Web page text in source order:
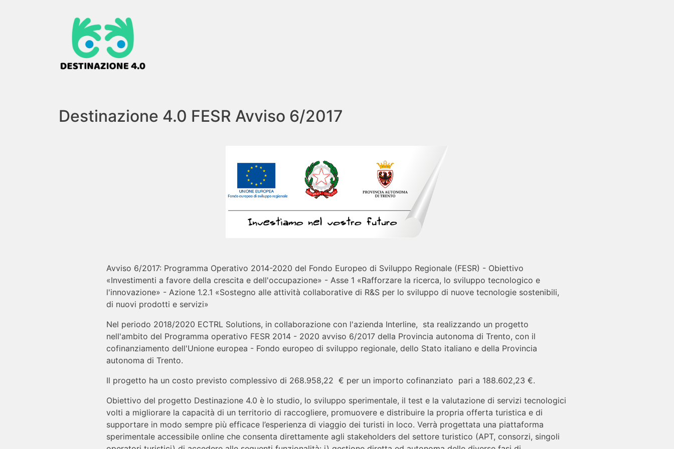
Destinazione 4.0 FESR Avviso 6/2017
Avviso 6/2017: Programma Operativo 2014-2020 del Fondo Europeo di Sviluppo Regionale (FESR) - Obiettivo
«Investimenti a favore della crescita e dell'occupazione» - Asse 1 «Rafforzare la ricerca, lo sviluppo tecnologico e
l'innovazione» - Azione 1.2.1 «Sostegno alle attività collaborative di R&S per lo sviluppo di nuove tecnologie sostenibili,
di nuovi prodotti e servizi»
Nel periodo 2018/2020 ECTRL Solutions, in collaborazione con l'azienda Interline, sta realizzando un progetto
nell'ambito del Programma operativo FESR 2014 - 2020 avviso 6/2017 della Provincia autonoma di Trento, con il
cofinanziamento dell'Unione europea - Fondo europeo di sviluppo regionale, dello Stato italiano e della Provincia
autonoma di Trento.
Il progetto ha un costo previsto complessivo di 268.958,22 € per un importo cofinanziato pari a 188.602,23 €.
Obiettivo del progetto Destinazione 4.0 è lo studio, lo sviluppo sperimentale, il test e la valutazione di servizi tecnologici
volti a migliorare la capacità di un territorio di raccogliere, promuovere e distribuire la propria offerta turistica e di
supportare in modo sempre più efficace l’esperienza di viaggio dei turisti in loco. Verrà progettata una piattaforma
sperimentale accessibile online che consenta direttamente agli stakeholders del settore turistico (APT, consorzi, singoli